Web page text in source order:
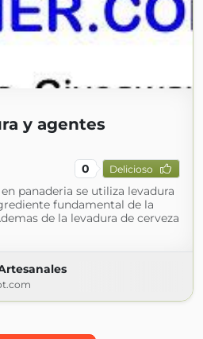
y agentes
0 Delicioso
panaderia se utiliza levadura
fundamental de la
de la levadura de cerveza